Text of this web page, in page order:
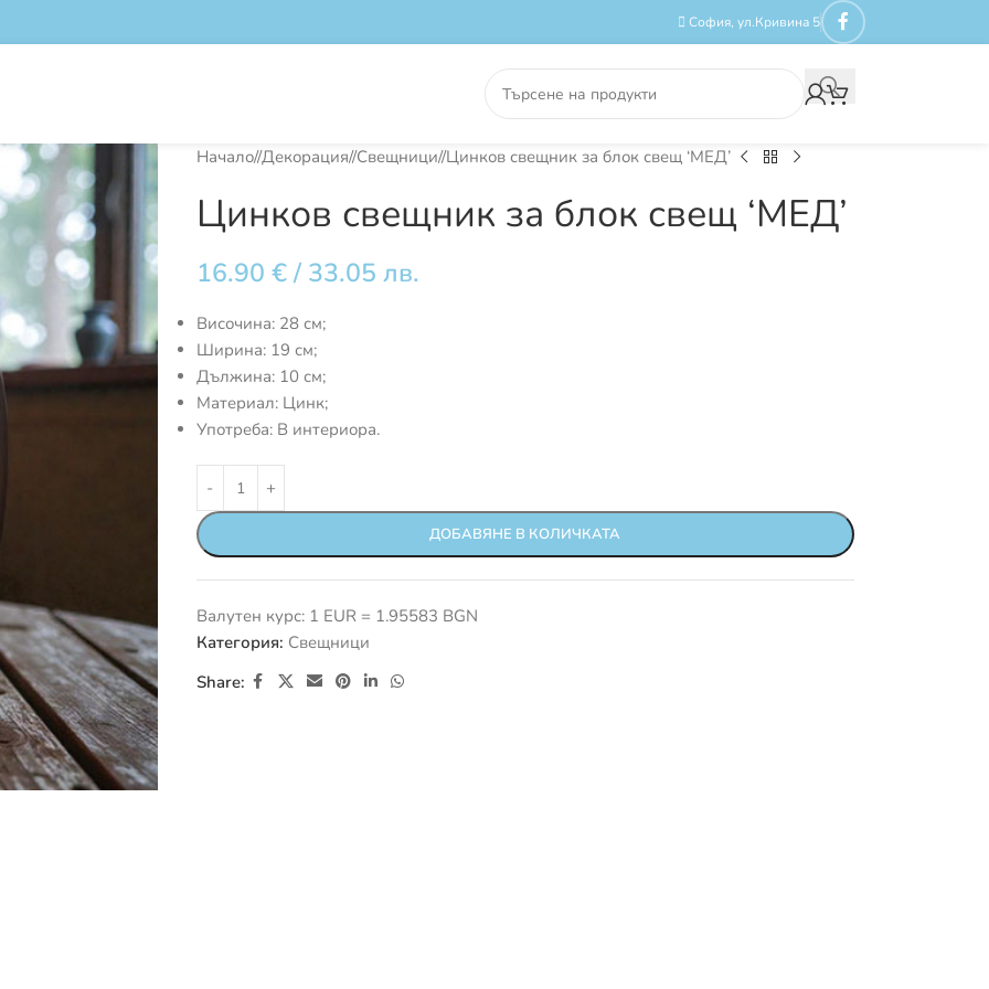
София, ул.Кривина 5
Начало/ Декорация/ Свещници/ Цинков свещник за блок свещ ‘МЕД’
Цинков свещник за блок свещ ‘МЕД’
16.90 €/ 33.05 лв.
Височина: 28 см;
Ширина: 19 см;
Дължина: 10 см;
Материал: Цинк;
Употреба: В интериора.
ДОБАВЯНЕ В КОЛИЧКАТА
Валутен курс: 1 EUR = 1.95583 BGN
Категория: Свещници
Share: